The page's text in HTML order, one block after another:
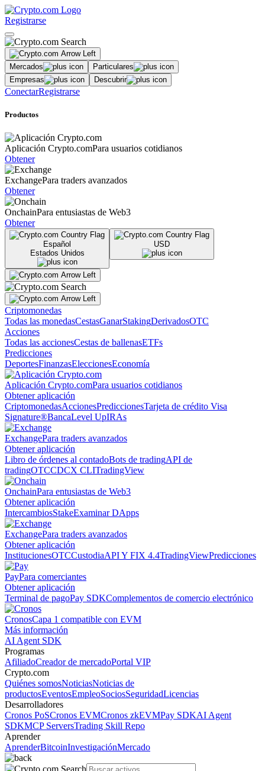
Registrarse
Mercados
Particulares
Empresas
Descubrir
ConectarRegistrarse
Productos
Aplicación Crypto.comPara usuarios cotidianos
Obtener
ExchangePara traders avanzados
Obtener
OnchainPara entusiastas de Web3
Obtener
Español
Estados Unidos
USD
Criptomonedas
Todas las monedasCestasGanarStakingDerivadosOTC
Acciones
Todas las accionesCestas de ballenasETFs
Predicciones
DeportesFinanzasEleccionesEconomía
Aplicación Crypto.comPara usuarios cotidianos
Obtener aplicación
CriptomonedasAccionesPrediccionesTarjeta de crédito Visa
Signature®BancaLevel UpIRAs
ExchangePara traders avanzados
Obtener aplicación
Libro de órdenes al contadoBots de tradingAPI de
tradingOTCCDCX CLITradingView
OnchainPara entusiastas de Web3
Obtener aplicación
IntercambiosStakeExaminar DApps
ExchangePara traders avanzados
Obtener aplicación
InstitucionesOTCCustodiaAPI Y FIX 4.4TradingViewPredicciones
PayPara comerciantes
Obtener aplicación
Terminal de pagoPay SDKComplementos de comercio electrónico
CronosCapa 1 compatible con EVM
Más información
AI Agent SDK
Programas
AfiliadoCreador de mercadoPortal VIP
Crypto.com
Quiénes somosNoticiasNoticias de
productosEventosEmpleoSociosSeguridadLicencias
Desarrolladores
Cronos PoSCronos EVMCronos zkEVMPay SDKAI Agent
SDKMCP ServersTrading Skill Repo
Aprender
AprenderBitcoinInvestigaciónMercado